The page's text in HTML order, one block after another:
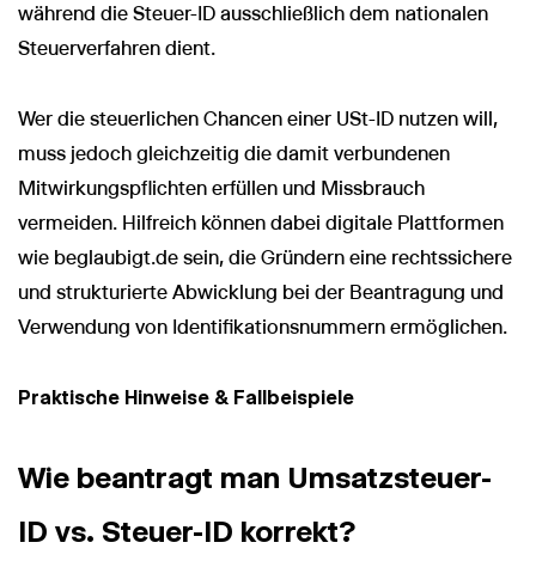
während die Steuer-ID ausschließlich dem nationalen
Steuerverfahren dient.
Wer die steuerlichen Chancen einer USt-ID nutzen will,
muss jedoch gleichzeitig die damit verbundenen
Mitwirkungspflichten erfüllen und Missbrauch
vermeiden. Hilfreich können dabei digitale Plattformen
wie beglaubigt.de sein, die Gründern eine rechtssichere
und strukturierte Abwicklung bei der Beantragung und
Verwendung von Identifikationsnummern ermöglichen.
Praktische Hinweise & Fallbeispiele
Wie beantragt man Umsatzsteuer-
ID vs. Steuer-ID korrekt?
Wir nutzen Cookies und Pixel um Dir die bestmögliche
Pixeln gesammelten Daten werden zur Optimierung unserer
Webseite genutzt und um Beglaubigt.de-Nutzern und
potenziellen Neukunden die für sie relevantesten
Informationen anzuzeigen. Diese Daten werden im Rahmen
unserer EU-weiten und globalen Tätigkeiten genutzt.
ALLE AKZEPTIEREN
Cookie Einstellungen